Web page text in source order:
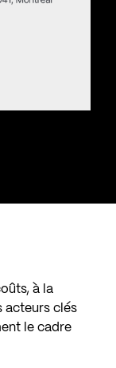
à la
acteurs clés
le cadre